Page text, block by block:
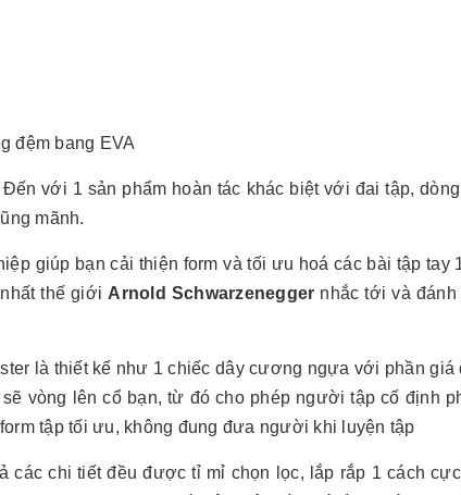
đệm bang EVA
Đến với 1 sản phẩm hoàn tác khác biệt với đai tập,
mãnh.
giúp bạn cải thiện form và tối ưu hoá các bài tập tay
thế giới Arnold Schwarzenegger nhắc tới và đánh
là thiết kế như 1 chiếc dây cương ngựa với phần giá
vòng lên cổ bạn, từ đó cho phép người tập cố định
tập tối ưu, không đung đưa người khi luyện tập
các chi tiết đều được tỉ mỉ chọn lọc, lắp rắp 1 cách